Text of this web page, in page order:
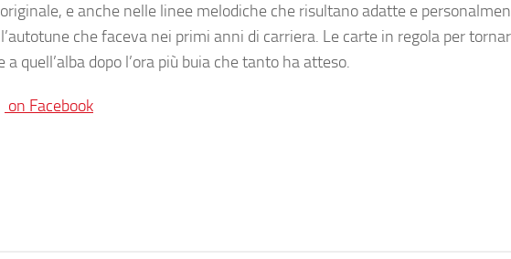
e anche nelle linee melodiche che risultano adatte e
che faceva nei primi anni di carriera. Le carte in regola per
quell’alba dopo l’ora più buia che tanto ha atteso.
on Facebook